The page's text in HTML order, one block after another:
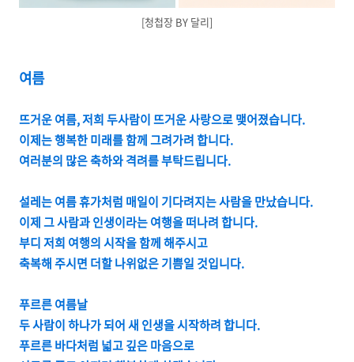
[청첩장 BY 달리]
여름
뜨거운 여름, 저희 두사람이 뜨거운 사랑으로 맺어졌습니다.
이제는 행복한 미래를 함께 그려가려 합니다.
여러분의 많은 축하와 격려를 부탁드립니다.
설레는 여름 휴가처럼 매일이 기다려지는 사람을 만났습니다.
이제 그 사람과 인생이라는 여행을 떠나려 합니다.
부디 저희 여행의 시작을 함께 해주시고
축복해 주시면 더할 나위없은 기쁨일 것입니다.
푸르른 여름날
두 사람이 하나가 되어 새 인생을 시작하려 합니다.
푸르른 바다처럼 넓고 깊은 마음으로